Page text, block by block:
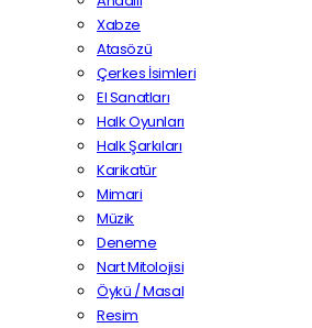
Xabze
Atasözü
Çerkes İsimleri
El Sanatları
Halk Oyunları
Halk Şarkıları
Karikatür
Mimari
Müzik
Deneme
Nart Mitolojisi
Öykü / Masal
Resim